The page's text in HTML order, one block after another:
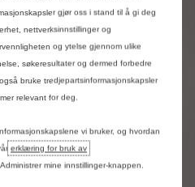
65 R15.
foran
streaming, Trådløs
Auto™ Connect ONE (10 år)
av varme/kjøling),
gjør oss i stand til å gi deg
nettverksinnstillinger og
og ytelse gjennom ulike
søkeresultater og dermed forbedre
bruke tredjepartsinformasjonskapsler
relevant for deg.
vi bruker, og hvordan
erklæring for bruk av
mine innstillinger-knappen.